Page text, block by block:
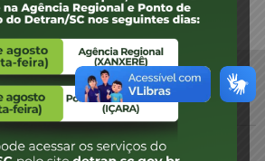
dos peritos.